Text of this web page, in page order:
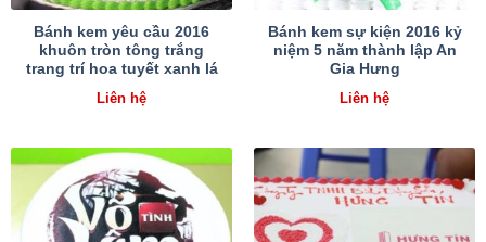
Bánh kem yêu cầu 2016
khuôn tròn tông trắng
trang trí hoa tuyết xanh lá
Liên hệ
Bánh kem sự kiện 2016 kỷ
niệm 5 năm thành lập An
Gia Hưng
Liên hệ